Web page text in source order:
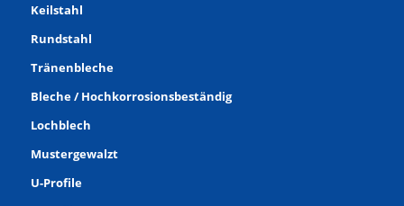
Keilstahl
Rundstahl
Tränenbleche
Bleche / Hochkorrosionsbeständig
Lochblech
Mustergewalzt
U-Profile